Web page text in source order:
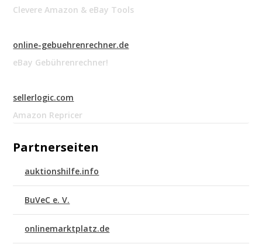
Clevere Amazon & eBay Tools
online-gebuehrenrechner.de
eBay Gebührenrechner!
sellerlogic.com
Amazon Repricer
Partnerseiten
auktionshilfe.info
BuVeC e. V.
onlinemarktplatz.de